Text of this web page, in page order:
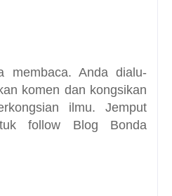
membaca. Anda dialu-
komen dan kongsikan
ilmu. Jemput
follow Blog Bonda